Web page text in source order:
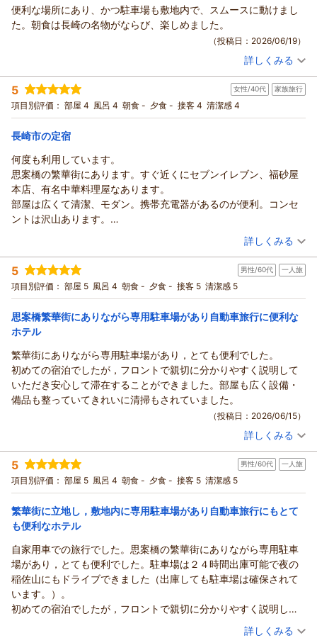
（返信日：2026/07/03）
この度はリッチモンドホテル長崎思案橋をご利用いただき誠に
ありがとうございます。
また大変嬉しいお言葉をお寄せいただき重ねてお礼申し上げま
清潔感や清掃の行き届いた環境につきましてご満足いただけた
こと、そしてスタッフの対応にまで温かいご評価をいただき、
大変光栄に存じます。
「絶対にリピートしたい」とのお言葉は、私どもにとって何よ
りの励みでございます。今後も快適にお過ごしいただける空間
てまいります。
またお会いできます日をスタッフ一同、心よりお待ち申し上げ
ております。
フロント 田川
支配人
（返信日：2026/06/24）
便利な場所にあり、かつ駐車場も敷地内で、スムースに動けまし
た。朝食は長崎の名物がならび、楽しめました。
（投稿日：2026/06/19）
投稿者： NAOさん(男性/60代)
宿泊プラン： 【シンプルステイ】朝食付 朝のみ
宿泊価格帯： 5,001～6,000円(大人一人あたり/税込)
リッチモンドホテル長崎思案橋からの返信
この度はリッチモンドホテル長崎思案橋をご利用いただきまし
て誠にありがとうございます。
ＮＡＯ様の仰る通り、私どものホテルは長崎市内の繁華街に位
置しており、お食事や観光に便利な立地が多くのお客様よりご
好評をいただいております。
また、ご朝食もご満足いただけ大変嬉しく思っております。
長崎名物の皿うどんやハトシ、角煮まんなど取り揃えておりま
す。
これからもお客様に快適にお過ごしいただけるようスタッフ一
同サービス向上に努めて参ります。
最後になりますが、お忙しい中ご投稿いただき誠にありがとう
ございます。
フロント 田川
（返信日：2026/06/20）
詳しくみる
5 女性/40代 家族旅行
項目別評価： 部屋 4 風呂 4 朝食 - 夕食 - 接客 4 清潔感 4
長崎市の定宿
何度も利用しています。
思案橋の繁華街にあります。すぐ近くにセブンイレブン、福砂屋
本店、有名中華料理屋なあります。
部屋は広くて清潔、モダン。携帯充電器があるのが便利。コンセ
ントは沢山あります。
一階にアメニティがあり、コーヒー、お茶、歯ブラシ、カミソリ
など、フロントに入浴剤、化粧水、メイク落とし等あります。
また利用しますので宜しくお願いします。
（投稿日：2026/06/16）
宿泊時期： 2026年06月宿泊 (家族旅行)
投稿者： ringoringoさん
宿泊プラン： 【得割】連泊割引プラン ツイン 食事なし
宿泊価格帯： 4,001～5,000円(大人一人あたり/税込)
リッチモンドホテル長崎思案橋からの返信
この度もリッチモンドホテル長崎思案橋をご利用いただき、ま
た温かいご感想をお寄せいただきまして誠にありがとうござい
ます。
何度もご利用いただいているとのこと、大変嬉しく拝読いたし
ました。
私どものホテルの立地につきまして、思案橋エリアならではの
観光やお食事の利便性をご評価いただきありがとうございま
す。また、お部屋の広さや清潔感、充電器やコンセント設備、
Wi-Fi環境などにつきましてもご満足いただけたようで安心いた
しました。
アメニティコーナーやフロントでご用意しております入浴剤や
スキンケア用品もご活用いただき、快適にお過ごしいただけた
ご様子を伺うことができ、大変光栄に存じます。
みでございます。これからも皆様に安心してご滞在いただける
よう、サービスの向上に努めてまいります。
次回のご来館をスタッフ一同、心よりお待ち申し上げておりま
す。
フロント松尾
詳しくみる
5 男性/60代 一人旅
項目別評価： 部屋 5 風呂 4 朝食 - 夕食 - 接客 5 清潔感 5
思案橋繁華街にありながら専用駐車場があり自動車旅行に便利な
ホテル
繁華街にありながら専用駐車場があり，とても便利でした。
初めての宿泊でしたが，フロントで親切に分かりやすく説明して
いただき安心して滞在することができました。部屋も広く設備・
備品も整っていてきれいに清掃もされていました。
（投稿日：2026/06/15）
投稿者： まっちゃんさん(男性/60代)
宿泊プラン： 【じゃらんスペシャルウィーク】【シンプルステイ】素泊まり
シングル 食事なし
宿泊価格帯： 7,001～8,000円(大人一人あたり/税込)
リッチモンドホテル長崎思案橋からの返信
にありがとうございました。
当ホテルは思案橋の繁華街に位置していながら、ホテル敷地内
駐車場を完備している点が強みでございます。お車でのご旅行
に「とても便利だった」とのお言葉をいただき、大変光栄に思
います。
また、フロントでのご案内や、お部屋の広さ・清掃・設備に至
詳しくみる
5 男性/60代 一人旅
項目別評価： 部屋 5 風呂 4 朝食 - 夕食 - 接客 5 清潔感 5
繁華街に立地し，敷地内に専用駐車場があり自動車旅行にもとて
も便利なホテル
自家用車での旅行でした。思案橋の繁華街にありながら専用駐車
場があり，とても便利でした。駐車場は２４時間出庫可能で夜の
稲佐山にもドライブできました（出庫しても駐車場は確保されて
います。）。
初めての宿泊でしたが，フロントで親切に分かりやすく説明して
いただき安心して滞在することができました。部屋も広く設備・
（投稿日：2026/06/15）
詳しくみる